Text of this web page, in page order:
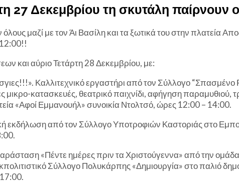
27 Δεκεμβρίου τη σκυτάλη παίρνουν
όλους μαζί με τον Άι Βασίλη και τα ξωτικά του στην πλατεία
και αύριο Τετάρτη 28 Δεκεμβρίου, με:
Καλλιτεχνικό εργαστήρι από τον Σύλλογο “Σπασμένο
μικρο-κατασκευές, θεατρικό παιχνίδι, αφήγηση παραμυθιού,
«Αφοί Εμμανουήλ» συνοικία Ντολτσό, ώρες 12:00 – 14:00.
εκδήλωση από τον Σύλλογο Υποτροφιών Καστοριάς στο
«Πέντε ημέρες πριν τα Χριστούγεννα» από την ομάδα
Σύλλογο Πολυκάρπης «Δημιουργία» στο παλιό